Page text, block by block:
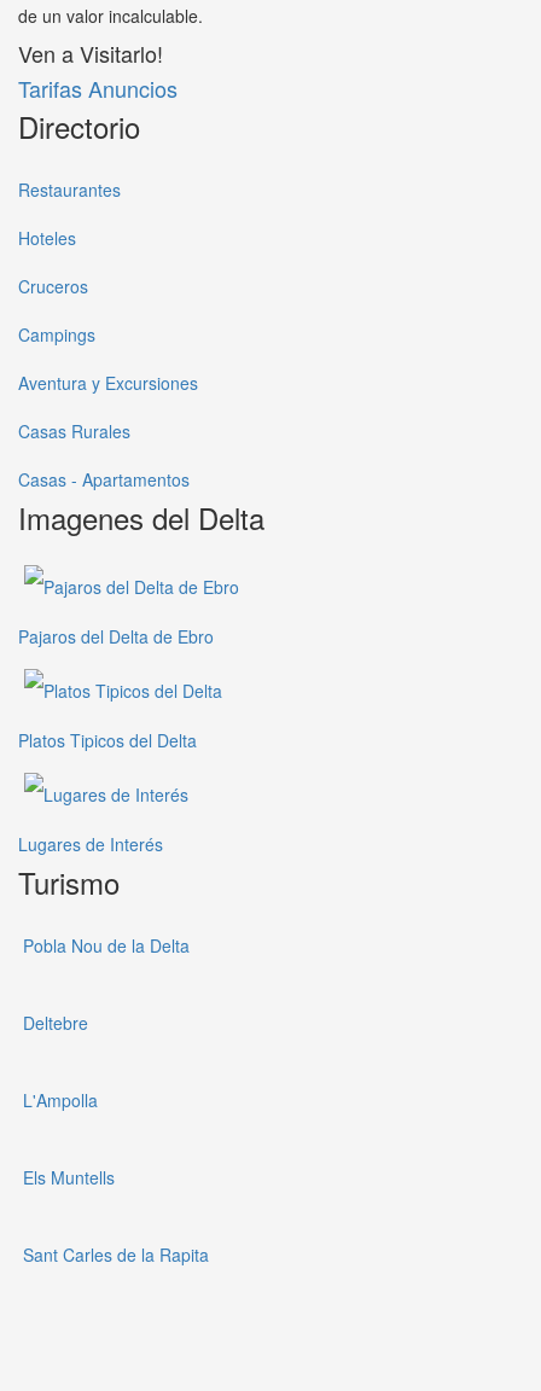
de un valor incalculable.
Ven a Visitarlo!
Tarifas Anuncios
Directorio
Restaurantes
Hoteles
Cruceros
Campings
Aventura y Excursiones
Casas Rurales
Casas - Apartamentos
Imagenes del Delta
Pajaros del Delta de Ebro
Platos Tipicos del Delta
Lugares de Interés
Turismo
Pobla Nou de la Delta
Deltebre
L'Ampolla
Els Muntells
Sant Carles de la Rapita